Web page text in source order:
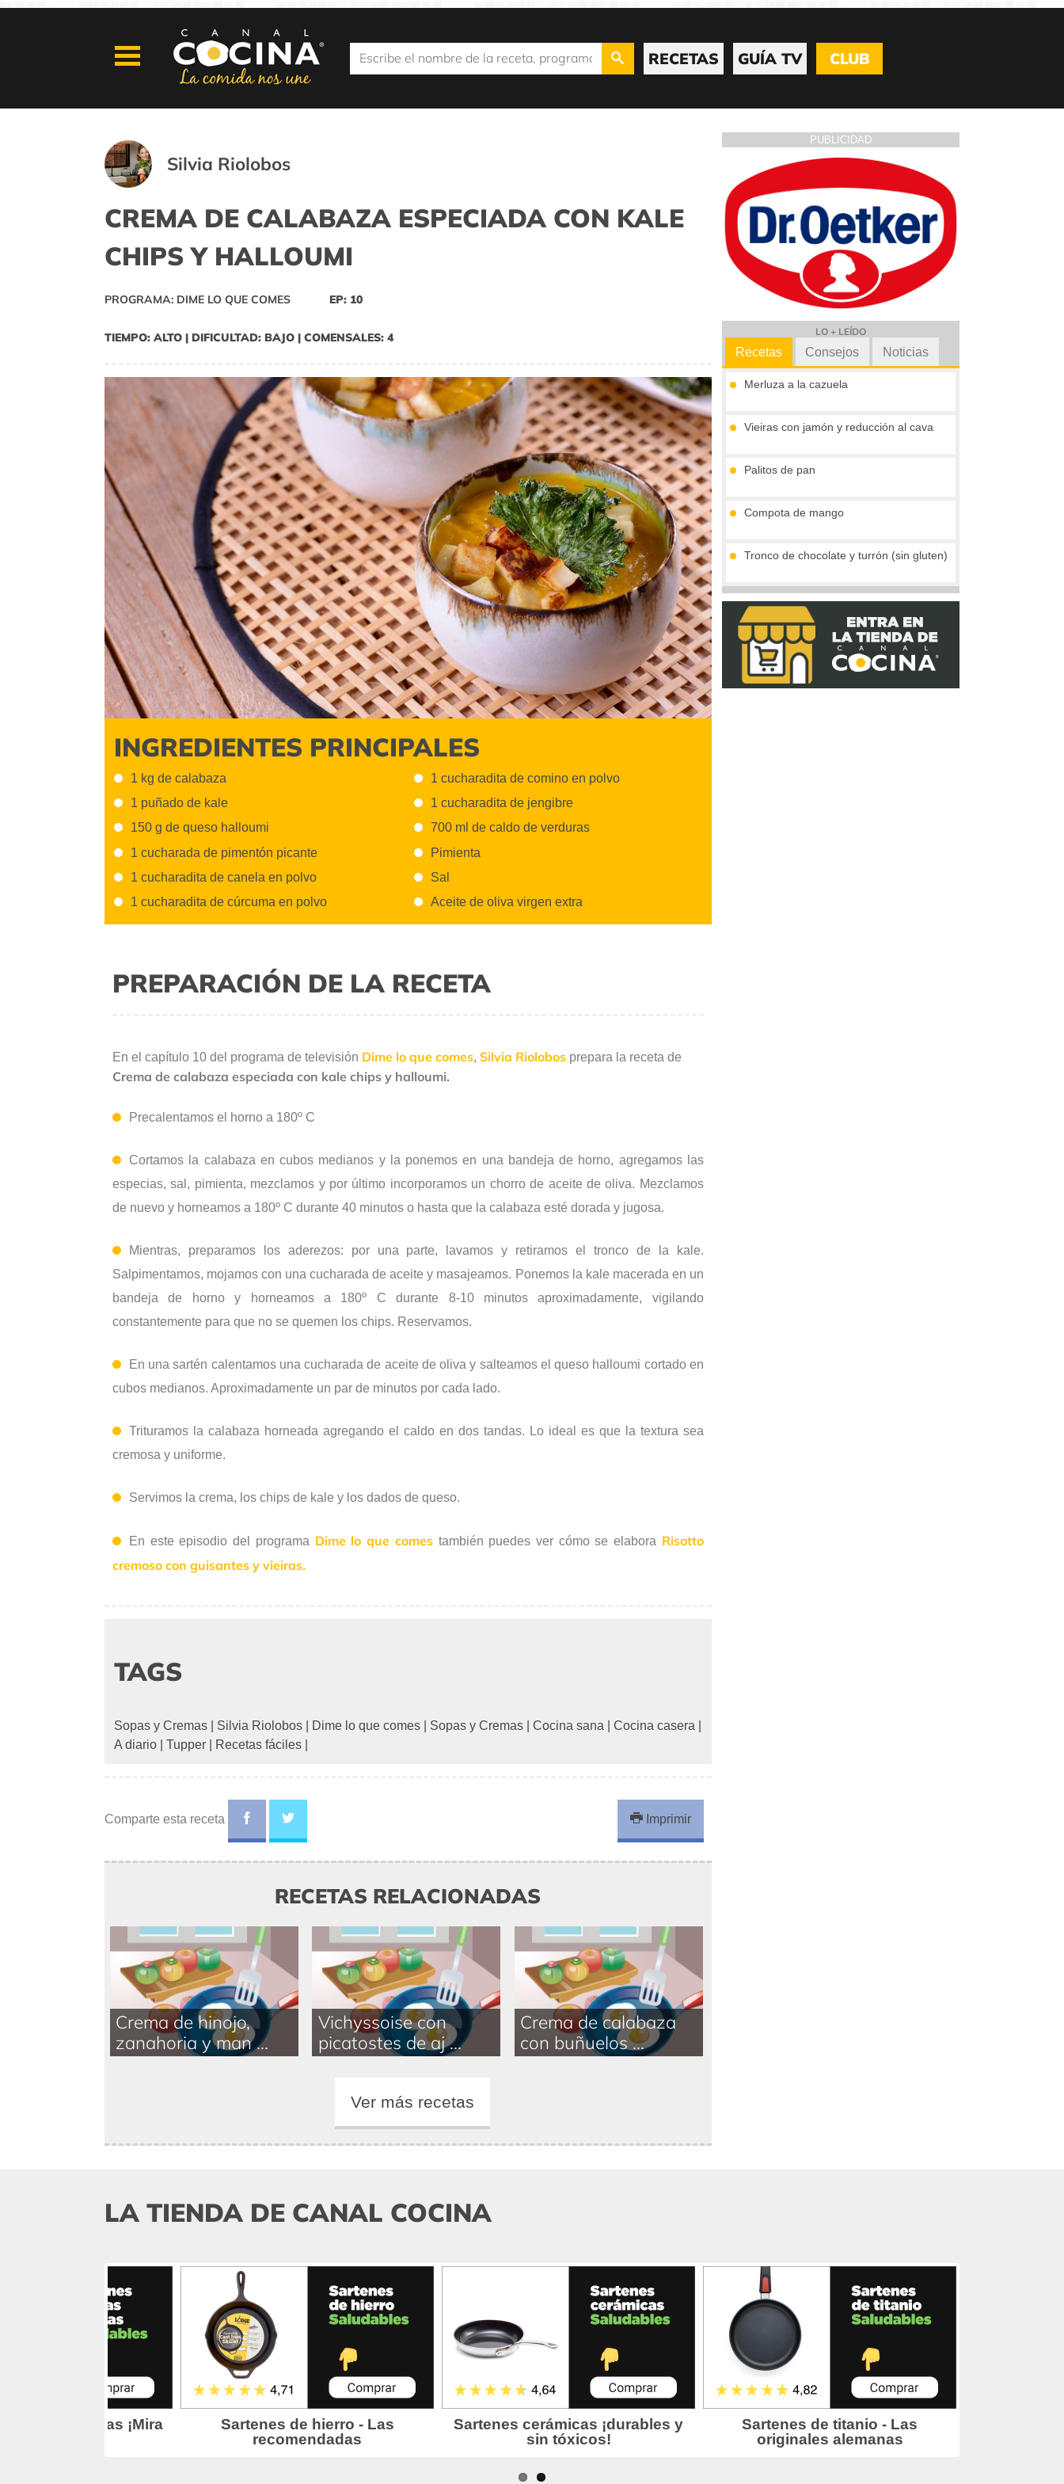
RECETAS GUÍA TV CLUB
Silvia Riolobos
CREMA DE CALABAZA ESPECIADA CON KALE
CHIPS Y HALLOUMI
PROGRAMA: DIME LO QUE COMES EP: 10
TIEMPO: ALTO | DIFICULTAD: BAJO | COMENSALES: 4
INGREDIENTES PRINCIPALES
1 kg de calabaza
1 puñado de kale
150 g de queso halloumi
1 cucharada de pimentón picante
1 cucharadita de canela en polvo
1 cucharadita de cúrcuma en polvo
1 cucharadita de comino en polvo
1 cucharadita de jengibre
700 ml de caldo de verduras
Pimienta
Sal
Aceite de oliva virgen extra
PREPARACIÓN DE LA RECETA
En el capítulo 10 del programa de televisión Dime lo que comes, Silvia Riolobos prepara la receta de
Crema de calabaza especiada con kale chips y halloumi.
Precalentamos el horno a 180º C
Cortamos la calabaza en cubos medianos y la ponemos en una bandeja de horno, agregamos las
especias, sal, pimienta, mezclamos y por último incorporamos un chorro de aceite de oliva. Mezclamos
de nuevo y horneamos a 180º C durante 40 minutos o hasta que la calabaza esté dorada y jugosa.
Mientras, preparamos los aderezos: por una parte, lavamos y retiramos el tronco de la kale.
Salpimentamos, mojamos con una cucharada de aceite y masajeamos. Ponemos la kale macerada en un
bandeja de horno y horneamos a 180º C durante 8-10 minutos aproximadamente, vigilando
constantemente para que no se quemen los chips. Reservamos.
En una sartén calentamos una cucharada de aceite de oliva y salteamos el queso halloumi cortado en
cubos medianos. Aproximadamente un par de minutos por cada lado.
Trituramos la calabaza horneada agregando el caldo en dos tandas. Lo ideal es que la textura sea
cremosa y uniforme.
Servimos la crema, los chips de kale y los dados de queso.
En este episodio del programa Dime lo que comestambién puedes ver cómo se elabora Risotto
cremoso con guisantes y vieiras.
TAGS
Sopas y Cremas Silvia Riolobos Dime lo que comes Sopas y Cremas Cocina sana Cocina casera
A diario
Tupper Recetas fáciles
Comparte esta receta Imprimir
RECETAS RELACIONADAS
Crema de hinojo,
zanahoria y man ...
Vichyssoise con
picatostes de aj ...
Crema de calabaza
con buñuelos ...
Ver más recetas
PUBLICIDAD
LO + LEÍDO
Recetas
Merluza a la cazuela
Vieiras con jamón y reducción al cava
Palitos de pan
Compota de mango
Tronco de chocolate y turrón (sin gluten)
Crema de boletus y huevo de codorniz
Consejos Noticias
LA TIENDA DE CANAL COCINA